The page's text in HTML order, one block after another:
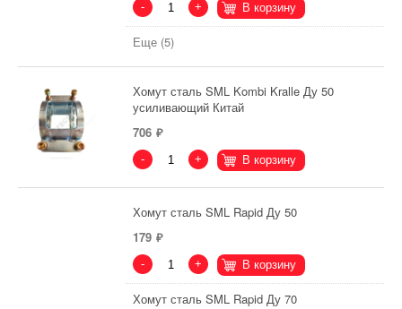
- + В корзину
Еще (5)
Хомут сталь SML Kombi Kralle Ду 50
усиливающий Китай
706
- + В корзину
Хомут сталь SML Rapid Ду 50
179
- + В корзину
Хомут сталь SML Rapid Ду 70